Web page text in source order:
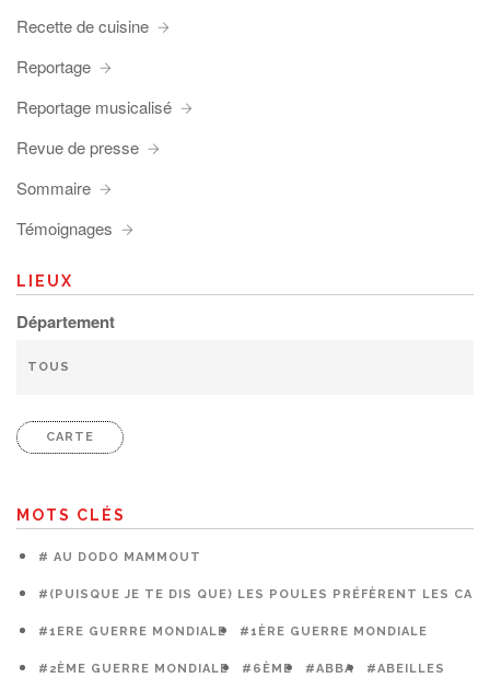
Recette de cuisine
Reportage
Reportage musicalisé
Revue de presse
Sommaire
Témoignages
LIEUX
Département
CARTE
MOTS CLÉS
# AU DODO MAMMOUT
#(PUISQUE JE TE DIS QUE) LES POULES PRÉFÈRENT LES
#1ERE GUERRE MONDIALE #1ÈRE GUERRE MONDIALE
#2ÈME GUERRE MONDIALE #6ÈME #ABBA #ABEILLES